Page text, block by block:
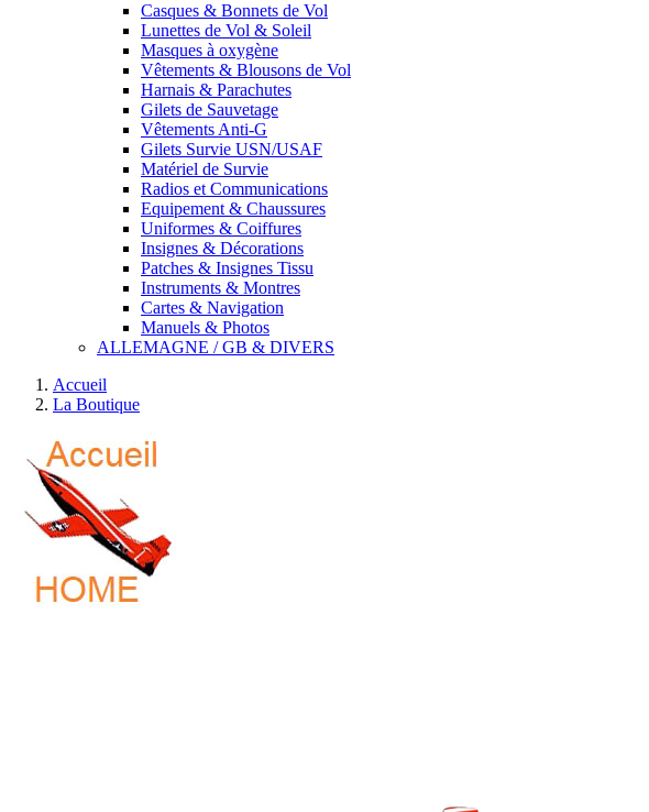
Casques & Bonnets de Vol
Lunettes de Vol & Soleil
Masques à oxygène
Vêtements & Blousons de Vol
Harnais & Parachutes
Gilets de Sauvetage
Vêtements Anti-G
Gilets Survie USN/USAF
Matériel de Survie
Radios et Communications
Equipement & Chaussures
Uniformes & Coiffures
Insignes & Décorations
Patches & Insignes Tissu
Instruments & Montres
Cartes & Navigation
Manuels & Photos
ALLEMAGNE / GB & DIVERS
Accueil
La Boutique